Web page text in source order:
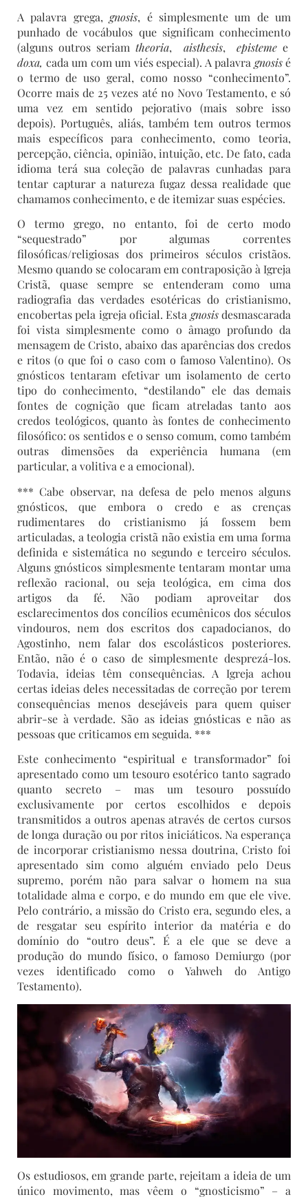
A palavra grega,gnosis, é simplesmente um de um
punhado de vocábulos que significam conhecimento
(alguns outros seriamtheoria, aisthesis, epistemee
doxa, cada um com um viés especial). A palavra gnosisé
o termo de uso geral, como nosso “conhecimento”.
Ocorre mais de 25 vezes até no Novo Testamento, e só
uma vez em sentido pejorativo (mais sobre isso
depois). Português, aliás, também tem outros termos
mais específicos para conhecimento, como teoria,
percepção, ciência, opinião, intuição, etc. De fato, cada
idioma terá sua coleção de palavras cunhadas para
tentar capturar a natureza fugaz dessa realidade que
chamamos conhecimento, e de itemizar suas espécies.
O termo grego, no entanto, foi de certo modo
“sequestrado” por algumas correntes
filosóficas/religiosas dos primeiros séculos cristãos.
Mesmo quando se colocaram em contraposição à Igreja
Cristã, quase sempre se entenderam como uma
radiografia das verdades esotéricas do cristianismo,
encobertas pela igreja oficial. Esta gnosisdesmascarada
foi vista simplesmente como o âmago profundo da
mensagem de Cristo, abaixo das aparências dos credos
e ritos (o que foi o caso com o famoso Valentino). Os
gnósticos tentaram efetivar um isolamento de certo
tipo do conhecimento, “destilando” ele das demais
fontes de cognição que ficam atreladas tanto aos
credos teológicos, quanto às fontes de conhecimento
filosófico: os sentidos e o senso comum, como também
outras dimensões da experiência humana (em
particular, a volitiva e a emocional).
*** Cabe observar, na defesa de pelo menos alguns
gnósticos, que embora o credo e as crenças
rudimentares do cristianismo já fossem bem
articuladas, a teologia cristã não existia em uma forma
definida e sistemática no segundo e terceiro séculos.
Alguns gnósticos simplesmente tentaram montar uma
reflexão racional, ou seja teológica, em cima dos
artigos da fé. Não podiam aproveitar dos
esclarecimentos dos concílios ecumênicos dos séculos
vindouros, nem dos escritos dos capadocianos, do
Agostinho, nem falar dos escolásticos posteriores.
Então, não é o caso de simplesmente desprezá-los.
Todavia, ideias têm consequências. A Igreja achou
certas ideias deles necessitadas de correção por terem
consequências menos desejáveis para quem quiser
abrir-se à verdade. São as ideias gnósticas e não as
pessoas que criticamos em seguida. ***
Este conhecimento “espiritual e transformador” foi
apresentado como um tesouro esotérico tanto sagrado
quanto secreto – mas um tesouro possuído
exclusivamente por certos escolhidos e depois
transmitidos a outros apenas através de certos cursos
de longa duração ou por ritos iniciáticos. Na esperança
de incorporar cristianismo nessa doutrina, Cristo foi
apresentado sim como alguém enviado pelo Deus
supremo, porém não para salvar o homem na sua
totalidade alma e corpo, e do mundo em que ele vive.
Pelo contrário, a missão do Cristo era, segundo eles, a
de resgatar seu espírito interior da matéria e do
domínio do “outro deus”. É a ele que se deve a
produção do mundo físico, o famoso Demiurgo (por
vezes identificado como o Yahweh do Antigo
Testamento).
Os estudiosos, em grande parte, rejeitam a ideia de um
único movimento, mas vêem o “gnosticismo” – a